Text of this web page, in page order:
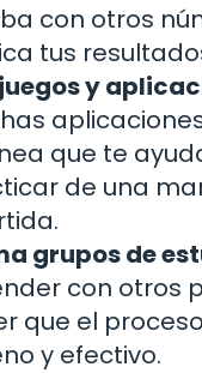
con otros
tus
y
que te
de una
grupos de
con otros
que el
y efectivo.